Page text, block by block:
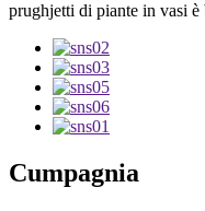
prughjetti di piante in vasi
Cumpagnia